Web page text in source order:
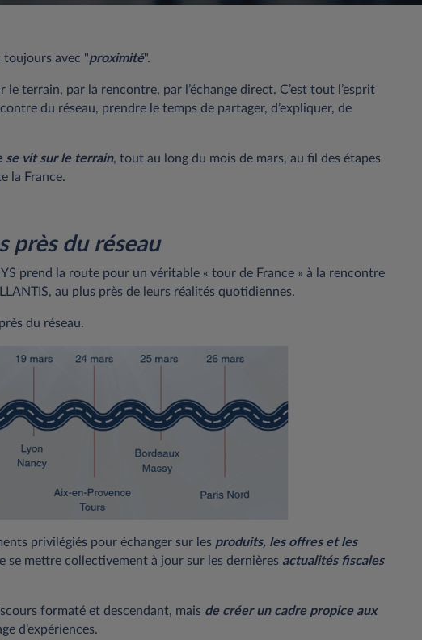
toujours avec "proximité".
le terrain, par la rencontre, par l’échange direct. C’est tout l’esprit
du réseau, prendre le temps de partager, d’expliquer, de
se vit sur le terrain, tout au long du mois de mars, au fil des étapes
la France.
près du réseau
prend la route pour un véritable « tour de France » à la rencontre
au plus près de leurs réalités quotidiennes.
du réseau.
privilégiés pour échanger sur les produits, les offres et les
se mettre collectivement à jour sur les dernières actualités fiscales
formaté et descendant, mais de créer un cadre propice aux
d’expériences.